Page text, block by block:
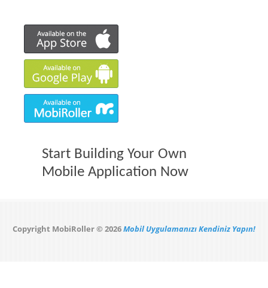
Start Building Your Own
Mobile Application Now
Copyright MobiRoller © 2026Mobil Uygulamanızı Kendiniz Yapın!